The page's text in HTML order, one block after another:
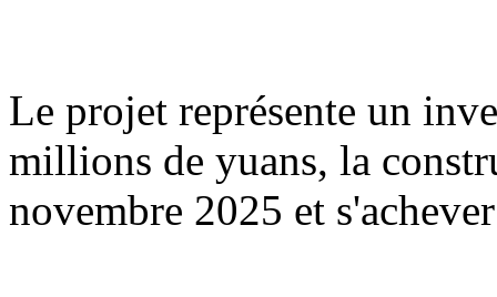
Le projet représente un
millions de yuans, la
novembre 2025 et